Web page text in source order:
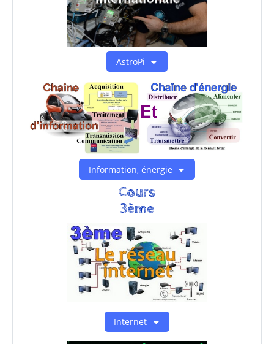
AstroPi
Information, énergie
Cours
3ème
Internet